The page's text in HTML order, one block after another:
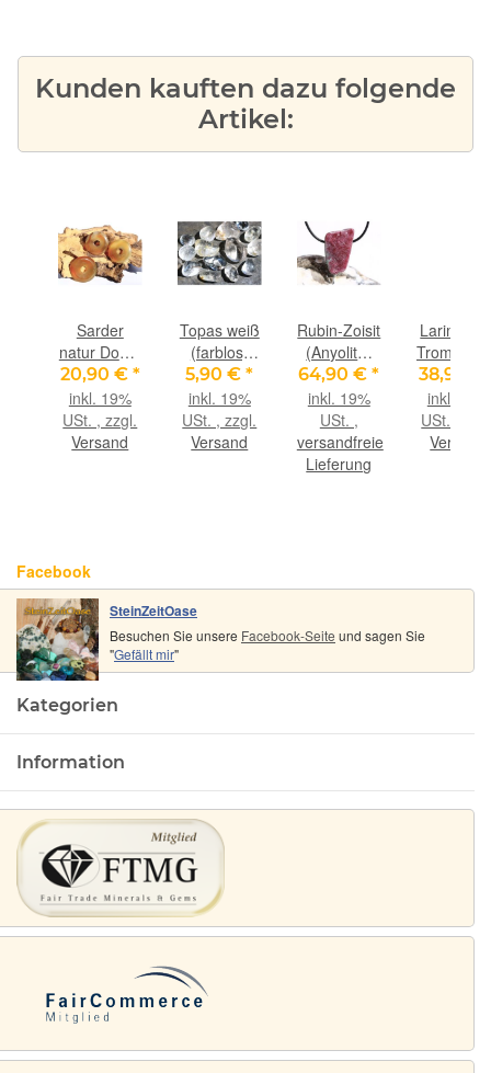
Kunden kauften dazu folgende
Artikel:
Sarder
natur Donut
Edelstein
50 mm (6-7
mm stark) -
Rarität -
20,90 € *
inkl. 19%
USt. , zzgl.
Versand
Topas weiß
(farblos)
Trommelsteine
-
Sonderqualität
- Rarität -
5,90 €*
inkl. 19%
USt. , zzgl.
Versand
Rubin-Zoisit
(Anyolith)
Schmuckstein
/
Scheibenstein
mit
Rohsteinform
- ca. 3,4 cm
0,7 cm
64,90 €*
inkl. 19%
USt. ,
versandfreie
Lieferung
Larimar
gebohrt
(Pektolith
blau) -
Rarität -
38,90 €
inkl. 19%
USt. ,
Versand
Facebook
SteinZeitOase
Besuchen Sie unsere Facebook-Seite und sagen Sie
"Gefällt mir"
Kategorien
Information